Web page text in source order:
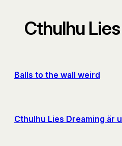
Cthulhu
Balls to the wall weird
Cthulhu Lies Dreaming är